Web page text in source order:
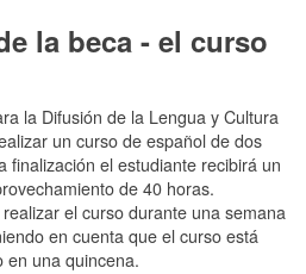
la beca - el curso
la Difusión de la Lengua y Cultura
un curso de español de dos
finalización el estudiante recibirá un
de 40 horas.
el curso durante una semana
en cuenta que el curso está
en una quincena.